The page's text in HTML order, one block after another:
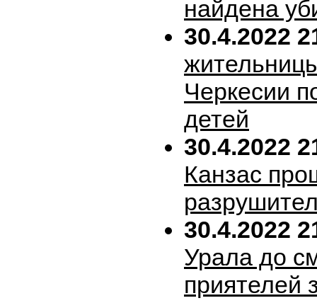
найдена
30.4.2022
Черкесии
детей
30.4.2022
Канзас
30.4.2022
Урала до
приятелей